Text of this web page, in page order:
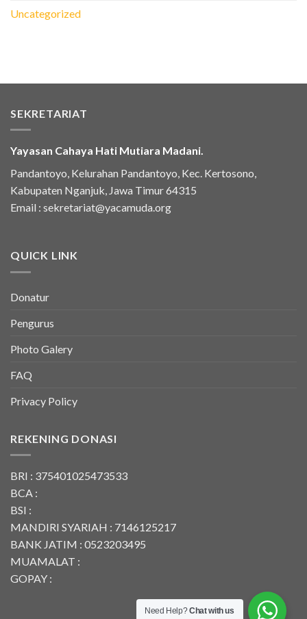
Uncategorized
SEKRETARIAT
Yayasan Cahaya Hati Mutiara Madani.
Pandantoyo, Kelurahan Pandantoyo, Kec. Kertosono,
Kabupaten Nganjuk, Jawa Timur 64315
Email : sekretariat@yacamuda.org
QUICK LINK
Donatur
Pengurus
Photo Galery
FAQ
Privacy Policy
REKENING DONASI
BRI : 375401025473533
BCA :
BSI :
MANDIRI SYARIAH : 7146125217
BANK JATIM : 0523203495
MUAMALAT :
GOPAY :
Need Help?Chat with us